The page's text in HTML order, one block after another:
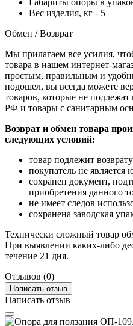
Вес изделия, кг - 5
Обмен / Возврат
Мы прилагаем все усилия,
товара в нашем интернет-
простым, правильным и
подошел, вы всегда можете
товаров, которые не подлежат
РФ и товары с санитарным
Возврат и обмен товара
следующих условий:
товар подлежит
покупатель не
сохранен документ,
приобретения данного
не имеет следов
сохранена заводская
Технически сложный товар
При выявлении каких-либо
течение 21 дня.
Отзывов (0)
Написать отзыв
Написать отзыв